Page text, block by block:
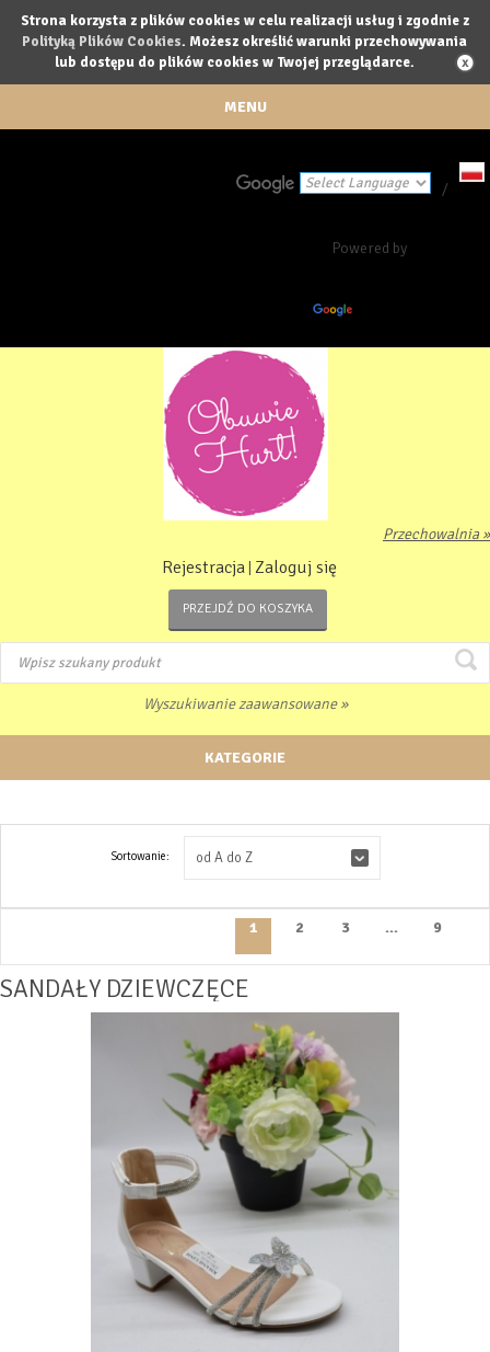
Strona korzysta z plików cookies w celu realizacji usług i zgodnie z
Polityką Plików Cookies. Możesz określić warunki przechowywania
lub dostępu do plików cookies w Twojej przeglądarce.
MENU
Powered by
/
Przechowalnia »
Rejestracja Zaloguj się
PRZEJDŹ DO KOSZYKA
Wyszukiwanie zaawansowane »
KATEGORIE
Sortowanie: od A do Z
1 2 3 ... 9
SANDAŁY DZIEWCZĘCE